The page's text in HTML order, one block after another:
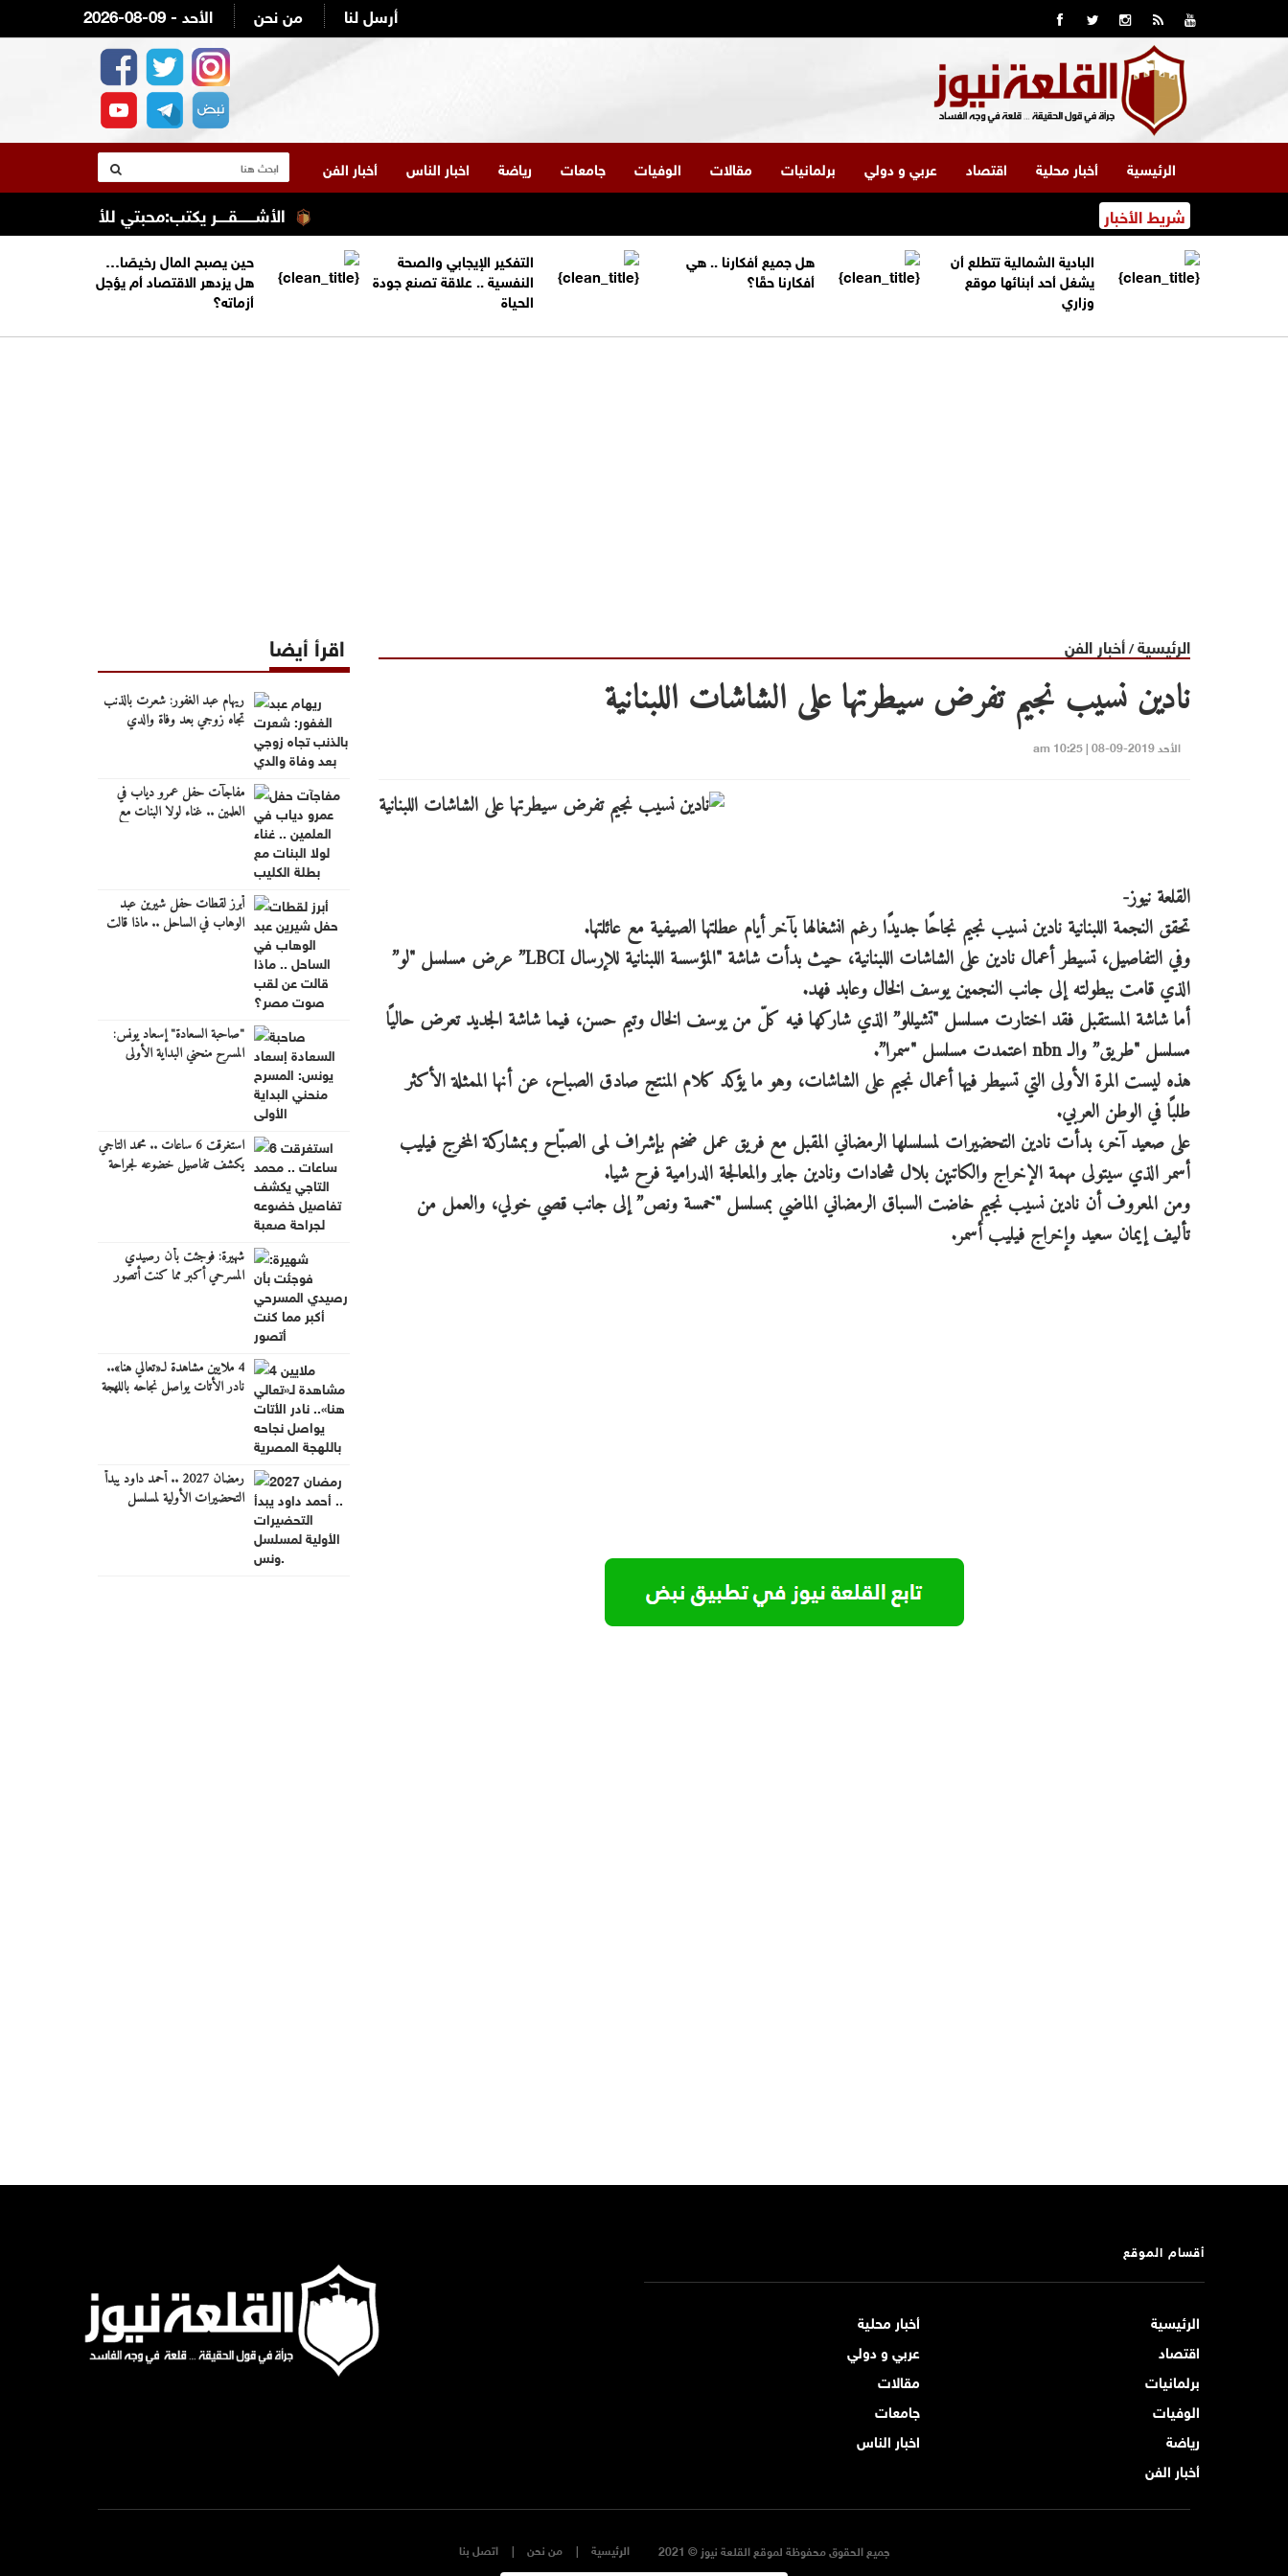
2026-08-09 - الأحد من نحن أرسل لنا
الرئيسية أخبار محلية اقتصاد عربي و دولي برلمانيات مقالات الوفيات جامعات رياضة اخبار الناس أخبار الفن
شريط الأخبار الأشــــــقــــر يكتب:محبتي للأردن
البادية الشمالية تتطلع أن
يشغل أحد أبنائها موقع
وزاري
هل جميع أفكارنا .. هي
أفكارنا حقًا؟
التفكير الإيجابي والصحة
النفسية .. علاقة تصنع جودة
الحياة
حين يصبح المال رخيصًا…
هل يزدهر الاقتصاد أم يؤجل
أزماته؟
الرئيسية/أخبار الفن
نادين نسيب نجيم تفرض سيطرتها على الشاشات اللبنانية
الأحد 2019-09-08 | 10:25 am
القلعة نيوز-
تحقق النجمة اللبنانية نادين نسيب نجيم نجاحًا جديدًا رغم انشغالها بآخر أيام عطلتها الصيفية مع عائلتها.
وفي التفاصيل، تسيطر أعمال نادين على الشاشات اللبنانية، حيث بدأت شاشة "المؤسسة اللبنانية للإرسال LBCI” عرض مسلسل "لو”
الذي قامت ببطولته إلى جانب النجمين يوسف الخال وعابد فهد.
أما شاشة المستقبل فقد اختارت مسلسل "تشيللو” الذي شاركها فيه كلّ من يوسف الخال وتيم حسن، فيما شاشة الجديد تعرض حاليًا
مسلسل "طريق” والـ nbn اعتمدت مسلسل "سمرا”.
هذه ليست المرة الأولى التي تسيطر فيها أعمال نجيم على الشاشات، وهو ما يؤكد كلام المنتج صادق الصباح، عن أنها الممثلة الأكثر
طلبًا في الوطن العربي.
على صعيد آخر، بدأت نادين التحضيرات لمسلسلها الرمضاني المقبل مع فريق عمل ضخم بإشراف لمى الصبّاح وبمشاركة المخرج فيليب
أسمر الذي سيتولى مهمة الإخراج والكاتبين بلال شحادات ونادين جابر والمعالجة الدرامية فرح شيا.
ومن المعروف أن نادين نسيب نجيم خاضت السباق الرمضاني الماضي بمسلسل "خمسة ونص” إلى جانب قصي خولي، والعمل من
تأليف إيمان سعيد وإخراج فيليب أسمر.
اقرأ أيضا
ريهام عبد الغفور: شعرت بالذنب
تجاه زوجي بعد وفاة والدي
مفاجآت حفل عمرو دياب في
العلمين .. غناء لولا البنات مع
أبرز لقطات حفل شيرين عبد
الوهاب في الساحل .. ماذا قالت
"صاحبة السعادة" إسعاد يونس:
المسرح منحني البداية الأولى
استغرقت 6 ساعات .. محمد التاجي
يكشف تفاصيل خضوعه لجراحة
شهيرة: فوجئت بأن رصيدي
المسرحي أكبر مما كنت أتصور
4 ملايين مشاهدة لـ«تعالي هنا»..
نادر الأتات يواصل نجاحه باللهجة
رمضان 2027 .. أحمد داود يبدأ
التحضيرات الأولية لمسلسل
أقسام الموقع
الرئيسية
أخبار محلية
اقتصاد
عربي و دولي
برلمانيات
مقالات
الوفيات
جامعات
رياضة
اخبار الناس
أخبار الفن
جميع الحقوق محفوظة لموقع القلعة نيوز © 2021 اتصل بنا من نحن الرئيسية